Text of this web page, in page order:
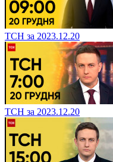
ТСН за 2023.12.20
ТСН за 2023.12.20